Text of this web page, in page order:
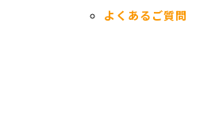
よくあるご質問